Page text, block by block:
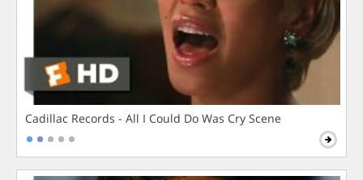
Cadillac Records - All I Could Do Was Cry Scene